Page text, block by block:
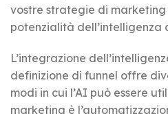
vostre strategie di
potenzialità dell’intelligenza
L’integrazione
definizione di funnel offre
modi in cui l’AI può essere
marketing è